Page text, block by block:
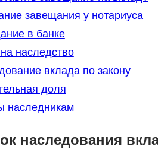
завещания у нотариуса
в банке
наследство
вклада по закону
доля
наследникам
наследования